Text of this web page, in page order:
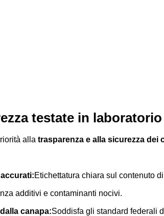
testate in laboratorio
alla trasparenza e alla sicurezza dei
Etichettatura chiara sul contenuto
additivi e contaminanti nocivi.
canapa:Soddisfa gli standard federali